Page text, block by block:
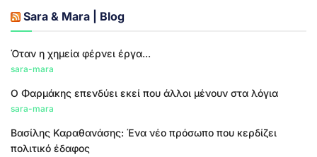
Sara & Mara | Blog
Όταν η χημεία φέρνει έργα...
sara-mara
Ο Φαρμάκης επενδύει εκεί που άλλοι μένουν στα λόγια
sara-mara
Βασίλης Καραθανάσης: Ένα νέο πρόσωπο που κερδίζει
πολιτικό έδαφος